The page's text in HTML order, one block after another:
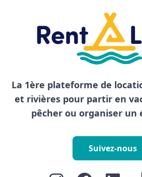
La 1ère plateforme de
et rivières pour partir en
pêcher ou organiser un
Suivez-nous